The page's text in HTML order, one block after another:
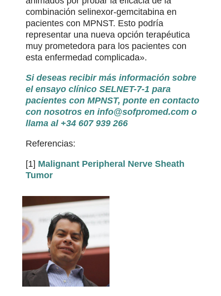
combinación selinexor-gemcitabina en
pacientes con MPNST. Esto podría
representar una nueva opción terapéutica
muy prometedora para los pacientes con
esta enfermedad complicada».
Si deseas recibir más información sobre
el ensayo clínico SELNET-7-1 para
pacientes con MPNST, ponte en contacto
con nosotros en info@sofpromed.como
llama al +34 607 939 266
Referencias:
[1] Malignant Peripheral Nerve Sheath
Tumor